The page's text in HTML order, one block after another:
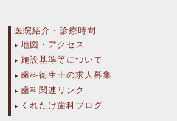
医院紹介・診療時間
地図・アクセス
施設基準等について
歯科衛生士の求人募集
歯科関連リンク
くれたけ歯科ブログ